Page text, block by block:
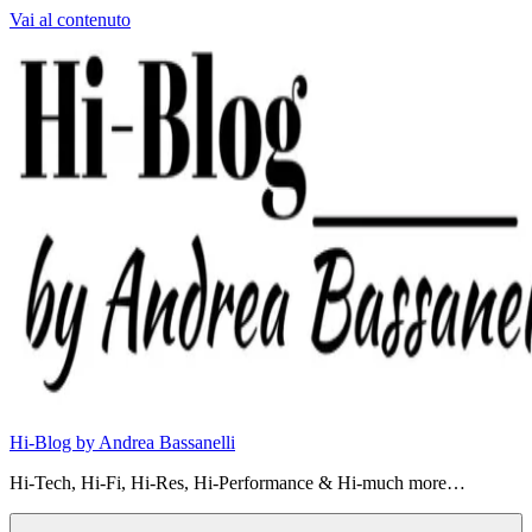
Vai al contenuto
Hi-Blog by Andrea Bassanelli
Hi-Tech, Hi-Fi, Hi-Res, Hi-Performance & Hi-much more…